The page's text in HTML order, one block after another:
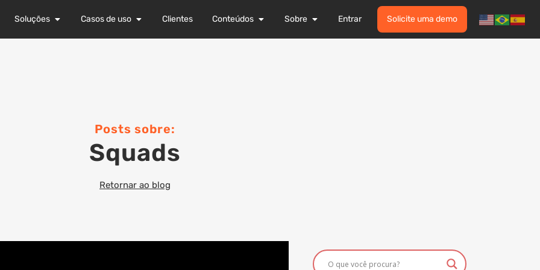
Soluções Casos de uso Clientes Conteúdos Sobre Entrar Solicite uma demo
Posts sobre:
Squads
Retornar ao blog